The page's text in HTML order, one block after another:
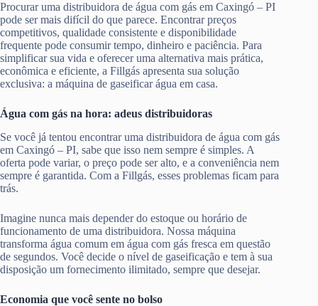
Procurar uma distribuidora de água com gás em Caxingó – PI
pode ser mais difícil do que parece. Encontrar preços
competitivos, qualidade consistente e disponibilidade
frequente pode consumir tempo, dinheiro e paciência. Para
simplificar sua vida e oferecer uma alternativa mais prática,
econômica e eficiente, a Fillgás apresenta sua solução
exclusiva: a máquina de gaseificar água em casa.
Água com gás na hora: adeus distribuidoras
Se você já tentou encontrar uma distribuidora de água com gás
em Caxingó – PI, sabe que isso nem sempre é simples. A
oferta pode variar, o preço pode ser alto, e a conveniência nem
sempre é garantida. Com a Fillgás, esses problemas ficam para
trás.
Imagine nunca mais depender do estoque ou horário de
funcionamento de uma distribuidora. Nossa máquina
transforma água comum em água com gás fresca em questão
de segundos. Você decide o nível de gaseificação e tem à sua
disposição um fornecimento ilimitado, sempre que desejar.
Economia que você sente no bolso